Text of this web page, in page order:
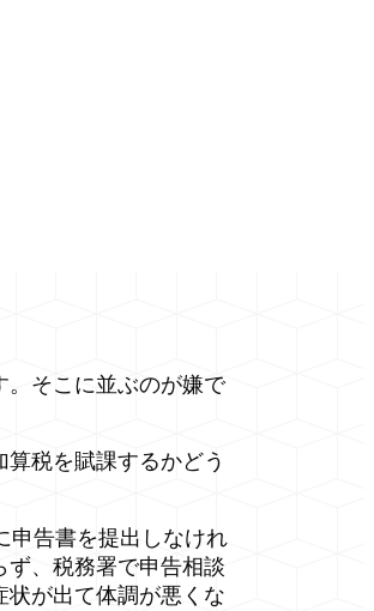
そこに並ぶのが嫌で
税を賦課するかどう
申告書を提出しなけれ
、税務署で申告相談
が出て体調が悪くな